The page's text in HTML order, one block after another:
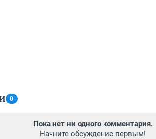
0
Пока нет ни одного комментария.
Начните обсуждение первым!